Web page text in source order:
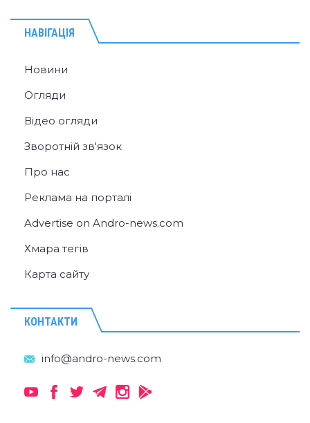
НАВІГАЦІЯ
Новини
Огляди
Відео огляди
Зворотній зв'язок
Про нас
Реклама на порталі
Advertise on Andro-news.com
Хмара тегів
Карта сайту
КОНТАКТИ